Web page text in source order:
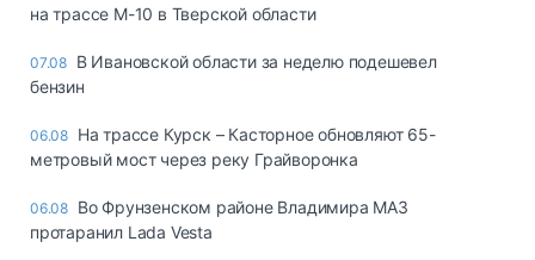
на трассе М-10 в Тверской области
07.08 В Ивановской области за неделю подешевел
бензин
06.08 На трассе Курск – Касторное обновляют 65-
метровый мост через реку Грайворонка
06.08 Во Фрунзенском районе Владимира МАЗ
протаранил Lada Vesta